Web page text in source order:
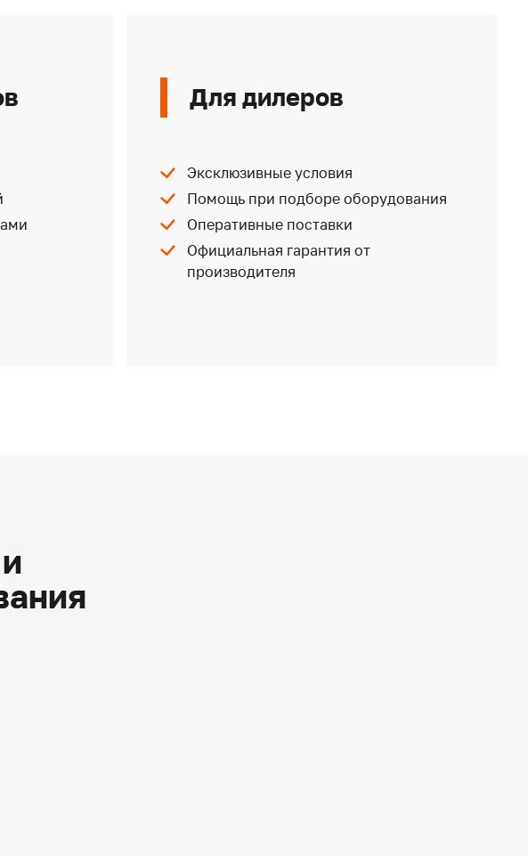
Для дилеров
Эксклюзивные условия
Помощь при подборе оборудования
Оперативные поставки
Официальная гарантия от
производителя